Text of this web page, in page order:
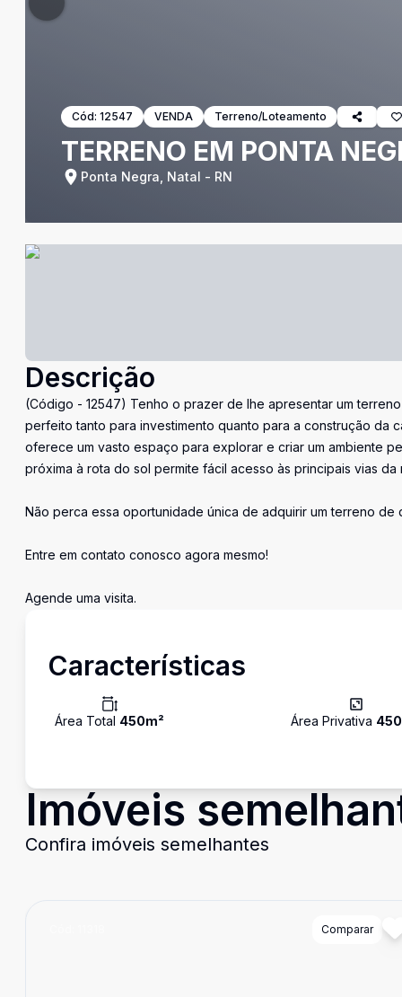
Cód: 12547 VENDA Terreno/Loteamento
TERRENO EM PONTA
Ponta Negra, Natal - RN
Descrição
(Código - 12547) Tenho o prazer de lhe apresentar um
perfeito tanto para investimento quanto para a construção da
oferece um vasto espaço para explorar e criar um ambiente
próxima à rota do sol permite fácil acesso às principais vias da
Não perca essa oportunidade única de adquirir um terreno
Entre em contato conosco agora mesmo!
Agende uma visita.
Características
Área Total 450m² Área Privativa 450
Imóveis
Confira imóveis semelhantes
Comparar